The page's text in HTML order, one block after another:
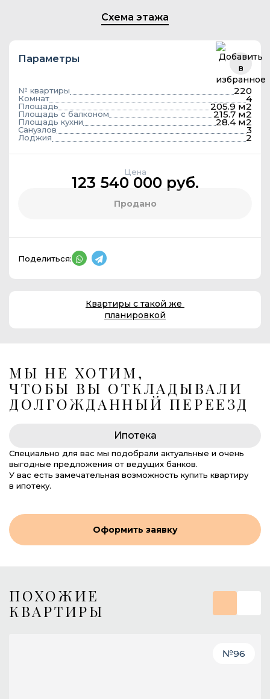
Квартиры с такой же
планировкой
Схема этажа
Параметры
№ квартиры 220
Комнат 4
Площадь 205.9 м2
Площадь с балконом 215.7 м2
Площадь кухни 28.4 м2
Санузлов 3
Лоджия 2
Цена
123 540 000 руб.
Продано
Поделиться:
МЫ НЕ ХОТИМ,
ЧТОБЫ ВЫ ОТКЛАДЫВАЛИ
ДОЛГОЖДАННЫЙ ПЕРЕЕЗД
Ипотека
Специально для вас мы подобрали актуальные и очень
выгодные предложения от ведущих банков.
У вас есть замечательная возможность купить квартиру
в ипотеку.
Оформить заявку
ПОХОЖИЕ
КВАРТИРЫ
№96